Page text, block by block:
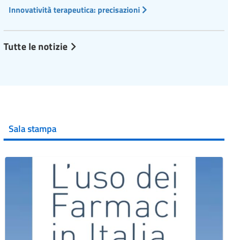
Innovatività terapeutica: precisazioni
Tutte le notizie
Sala stampa